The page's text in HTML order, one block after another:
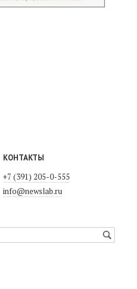
КОНТАКТЫ
+7 (391) 205-0-555
info@newslab.ru